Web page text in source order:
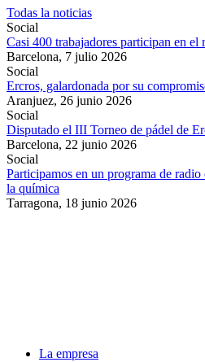
Todas la noticias
Social
Casi 400 trabajadores participan en el
Barcelona, 7 julio 2026
Social
Ercros, galardonada por su
Aranjuez, 26 junio 2026
Social
Disputado el III Torneo de pádel de
Barcelona, 22 junio 2026
Social
Participamos en un programa de
la química
Tarragona, 18 junio 2026
La empresa